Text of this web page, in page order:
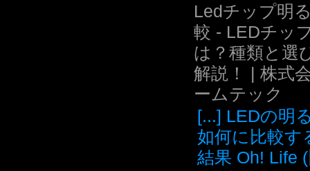
Ledチップ明
較 - LEDチッ
は？種類と選
解説！ | 株式
ームテック
[...] LEDの明
如何に比較す
結果 Oh! Life